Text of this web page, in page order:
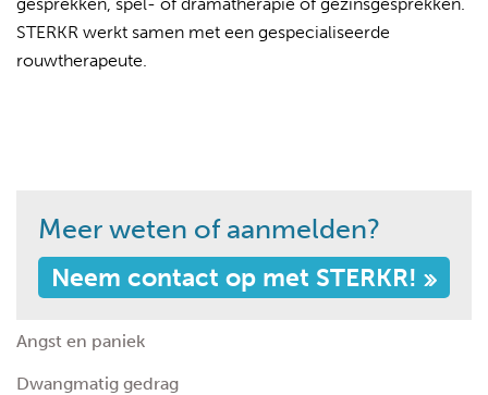
STERKR werkt samen met een gespecialiseerde
rouwtherapeute.
Meer weten of aanmelden?
Neem contact op met STERKR!
Angst en paniek
Dwangmatig gedrag